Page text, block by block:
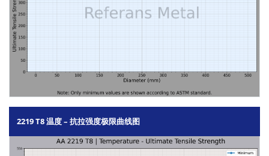
2219 T8 温度 – 抗拉强度极限曲线图